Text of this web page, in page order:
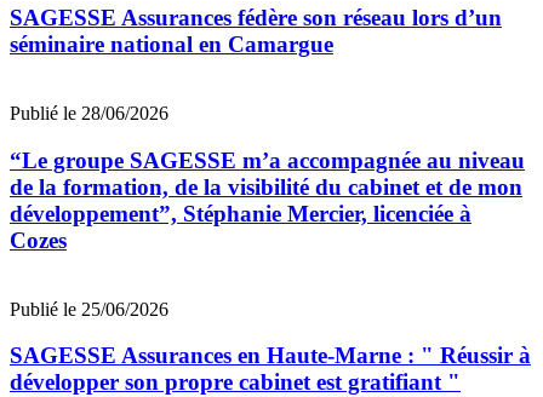
SAGESSE Assurances fédère son réseau lors d’un
séminaire national en Camargue
Publié le 28/06/2026
“Le groupe SAGESSE m’a accompagnée au niveau
de la formation, de la visibilité du cabinet et de mon
développement”, Stéphanie Mercier, licenciée à
Cozes
Publié le 25/06/2026
SAGESSE Assurances en Haute-Marne : " Réussir à
développer son propre cabinet est gratifiant "